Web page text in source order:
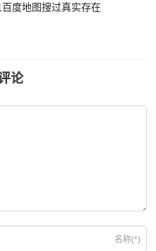
度地图搜过真实存在
论
名称(*)